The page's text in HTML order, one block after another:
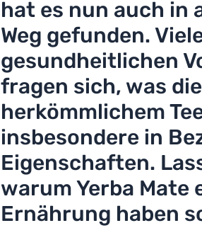
hat es nun auch in
Weg gefunden.
gesundheitlichen
fragen sich, was
herkömmlichem
insbesondere in
Eigenschaften.
warum Yerba
Ernährung haben